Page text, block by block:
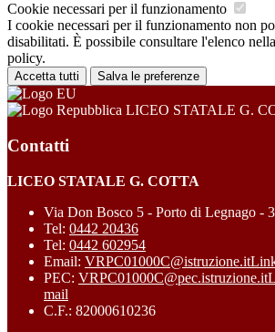
Cookie necessari per il funzionamento
I cookie necessari per il funzionamento non
disabilitati. È possibile consultare l'elenco
policy.
Accetta tutti Salva le preferenze
LICEO STATALE G.
Contatti
LICEO STATALE G. COTTA
Via Don Bosco 5 - Porto di Legnago -
Tel: 0442 20436
Tel: 0442 602954
Email: VRPC01000C@istruzione.it
PEC: VRPC01000C@pec.istruzione.it
mail
C.F.: 82000610236